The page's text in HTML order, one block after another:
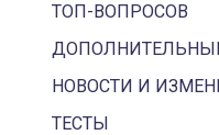
ТОП-ВОПРОСОВ
НОВОСТИ И
ТЕСТЫ